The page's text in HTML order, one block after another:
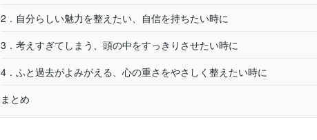
2．自分らしい魅力を整えたい、自信を持ちたい時に
3．考えすぎてしまう、頭の中をすっきりさせたい時に
4．ふと過去がよみがえる、心の重さをやさしく整えたい時に
まとめ